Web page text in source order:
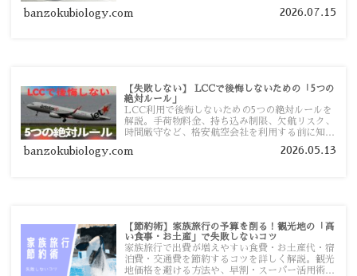
banzokubiology.com 2026.07.15
【失敗しない】 LCCで後悔しないための「5つの
絶対ルール」
LCC利用で後悔しないための5つの絶対ルールを
解説。手荷物料金、持ち込み制限、欠航リスク、
時間厳守など、格安航空会社を利用する前に知っ
す。
banzokubiology.com 2026.05.13
【節約術】家族旅行の予算を削る！観光地の「高
い食事・お土産」で失敗しないコツ
家族旅行で出費が増えやすい食費・お土産代・宿
泊費・交通費を節約するコツを詳しく解説。観光
地価格を避ける方法や、早割・スーパー活用術、